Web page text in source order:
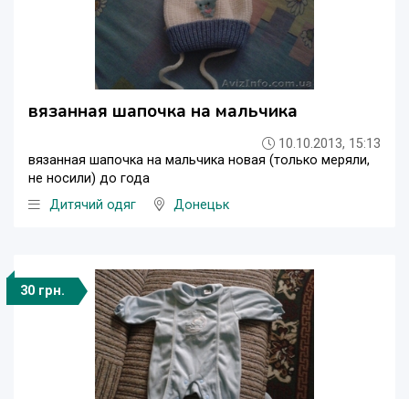
вязанная шапочка на мальчика
10.10.2013, 15:13
вязанная шапочка на мальчика новая (только меряли,
не носили) до года
Дитячий одяг
Донецьк
30 грн.